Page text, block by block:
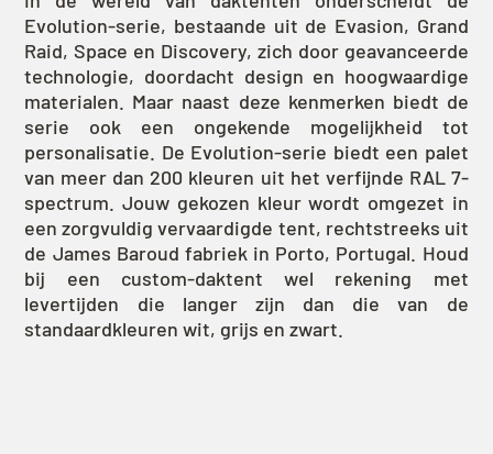
Evolution-serie, bestaande uit de Evasion, Grand
Raid, Space en Discovery, zich door geavanceerde
technologie, doordacht design en hoogwaardige
materialen. Maar naast deze kenmerken biedt de
serie ook een ongekende mogelijkheid tot
personalisatie. De Evolution-serie biedt een palet
van meer dan 200 kleuren uit het verfijnde RAL 7-
spectrum. Jouw gekozen kleur wordt omgezet in
een zorgvuldig vervaardigde tent, rechtstreeks uit
de James Baroud fabriek in Porto, Portugal. Houd
bij een custom-daktent wel rekening met
levertijden die langer zijn dan die van de
standaardkleuren wit, grijs en zwart.